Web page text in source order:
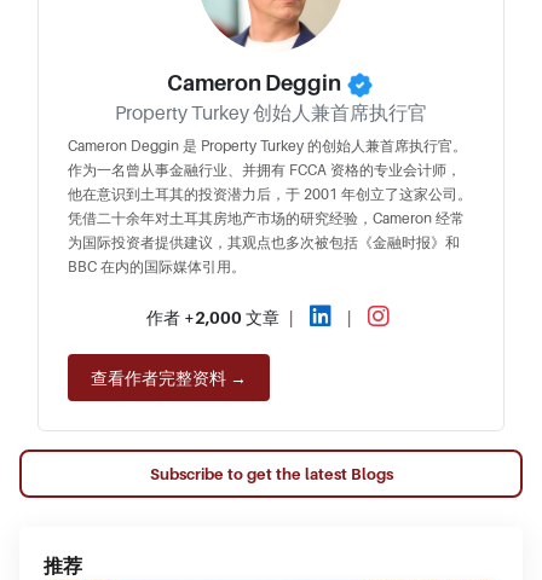
Cameron Deggin
Property Turkey 创始人兼首席执行官
Cameron Deggin 是 Property Turkey 的创始人兼首席执行官。
作为一名曾从事金融行业、并拥有 FCCA 资格的专业会计师，
他在意识到土耳其的投资潜力后，于 2001 年创立了这家公司。
凭借二十余年对土耳其房地产市场的研究经验，Cameron 经常
为国际投资者提供建议，其观点也多次被包括《金融时报》和
BBC 在内的国际媒体引用。
作者 +2,000 文章 | |
查看作者完整资料 →
Subscribe to get the latest Blogs
推荐